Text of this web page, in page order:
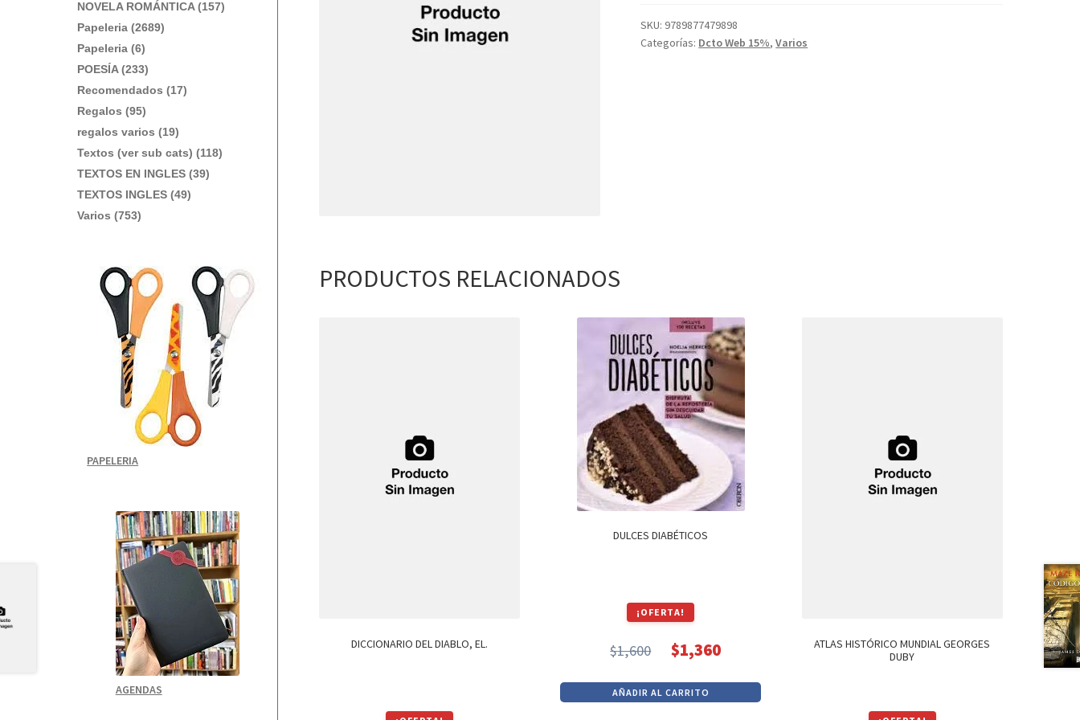
SKU: 9789877479898
Categorías: Dcto Web 15%,Varios
PRODUCTOS RELACIONADOS
DICCIONARIO DEL DIABLO, EL.
DULCES DIABÉTICOS
¡OFERTA!
$1,600
precio
original
$1,360
precio
actual
AÑADIR AL CARRITO
ATLAS HISTÓRICO MUNDIAL GEORGES
DUBY
NOVELA ROMÁNTICA (157)
Papeleria (2689)
Papeleria (6)
POESÍA (233)
Recomendados (17)
Regalos (95)
regalos varios (19)
Textos (ver sub cats) (118)
TEXTOS EN INGLES (39)
TEXTOS INGLES (49)
Varios (753)
PAPELERIA
AGENDAS